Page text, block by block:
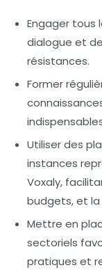
Engager tous
dialogue et
résistances.
Former
Utiliser des
instances
Voxaly,
budgets, et
Mettre en
sectoriels
pratiques et